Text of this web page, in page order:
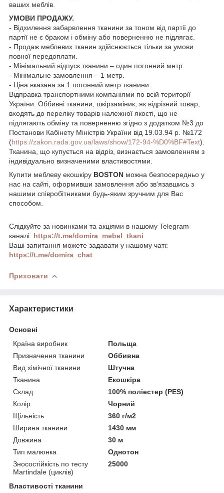
ваших меблів.
УМОВИ ПРОДАЖУ.
- Відхилення забарвлення тканини за тоном від партії до
партії не є браком і обміну або поверненню не підлягає.
- Продаж меблевих тканин здійснюється тільки за умови
повної передоплати.
- Мінімальний відпуск тканини – один погонний метр.
- Мінімальне замовлення – 1 метр.
- Ціна вказана за 1 погонний метр тканини.
Відправка транспортними компаніями по всій території
України. Оббивні тканини, шкірзаміник, як відрізний товар,
входять до переліку товарів належної якості, що не
підлягають обміну та поверненню згідно з додатком №3 до
Постанови Кабінету Міністрів України від 19.03.94 р. №172
(https://zakon.rada.gov.ua/laws/show/172-94-%D0%BF#Text).
Тканина, що купується на відріз, визнається замовленням з
індивідуально визначеними властивостями.
Купити меблеву екошкіру BOSTON можна безпосередньо у
нас на сайті, оформивши замовлення або зв'язавшись з
нашими співробітниками будь-яким зручним для Вас
способом.
Слідкуйте за новинками та акціями в нашому Telegram-
каналі: https://t.me/domira_mebel_tkani
Ваші запитання можете задавати у нашому чаті:
https://t.me/domira_chat
Приховати
Характеристики
Основні
Країна виробник
Польща
Призначення тканини
Оббивна
Вид хімічної тканини
Штучна
Тканина
Екошкіра
Склад
100% поліестер (PES)
Колір
Чорний
Щільність
360 г/м2
Ширина тканини
1430 мм
Довжина
30 м
Тип малюнка
Однотон
Зносостійкість по тесту
Martindale (циклів)
25000
Властивості тканини